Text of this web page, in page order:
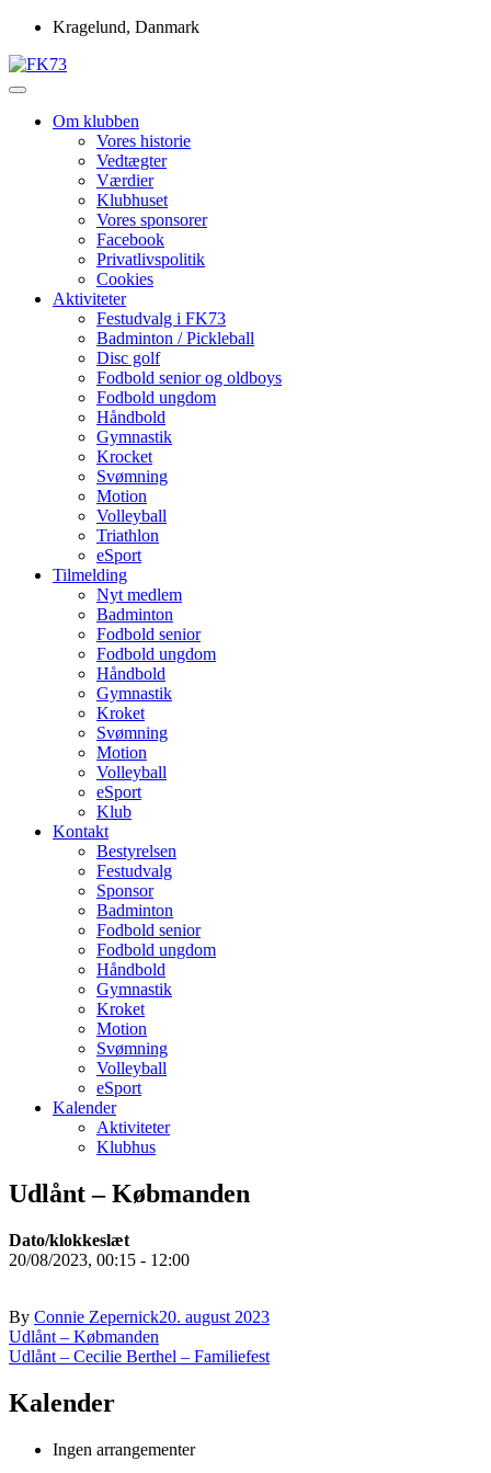
Skip
content
Kragelund, Danmark
FK73
Om klubben
Vores historie
Vedtægter
Værdier
Klubhuset
Vores sponsorer
Facebook
Privatlivspolitik
Cookies
Aktiviteter
Festudvalg i FK73
Badminton / Pickleball
Disc golf
Fodbold senior og oldboys
Fodbold ungdom
Håndbold
Gymnastik
Krocket
Svømning
Motion
Volleyball
Triathlon
eSport
Tilmelding
Nyt medlem
Badminton
Fodbold senior
Fodbold ungdom
Håndbold
Gymnastik
Kroket
Svømning
Motion
Volleyball
eSport
Klub
Kontakt
Bestyrelsen
Festudvalg
Sponsor
Badminton
Fodbold senior
Fodbold ungdom
Håndbold
Gymnastik
Kroket
Motion
Svømning
Volleyball
eSport
Kalender
Aktiviteter
Klubhus
Udlånt – Købmanden
Dato/klokkeslæt
20/08/2023, 00:15 - 12:00
By Connie Zepernick20. august 2023
Indlægsnavigation
Udlånt – Købmanden
Udlånt – Cecilie Berthel – Familiefest
Kalender
Ingen arrangementer